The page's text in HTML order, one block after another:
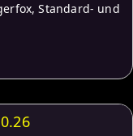
Standard- und